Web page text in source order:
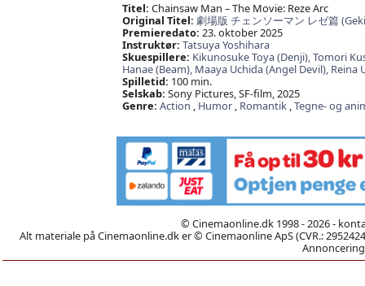
Titel: Chainsaw Man – The Movie: Reze Arc
Original Titel: 劇場版 チェンソーマン レゼ篇
Premieredato: 23. oktober 2025
Instruktør: Tatsuya Yoshihara
Skuespillere: Kikunosuke Toya (Denji),Tomori
Hanae (Beam), Maaya Uchida (Angel Devil), Reina
Spilletid: 100 min.
Selskab: Sony Pictures, SF-film, 2025
Genre: Action , Humor, Romantik,Tegne- og
© Cinemaonline.dk 1998 - 2026 -
Alt materiale på Cinemaonline.dk er © Cinemaonline ApS (CVR.: